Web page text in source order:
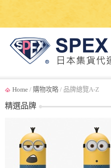
Home / 購物攻略 / 品牌總覽A-Z
精選品牌